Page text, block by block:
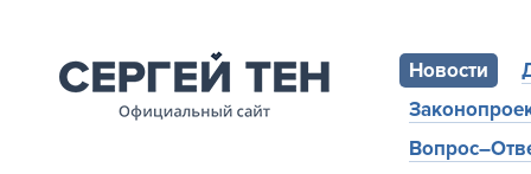
Новости